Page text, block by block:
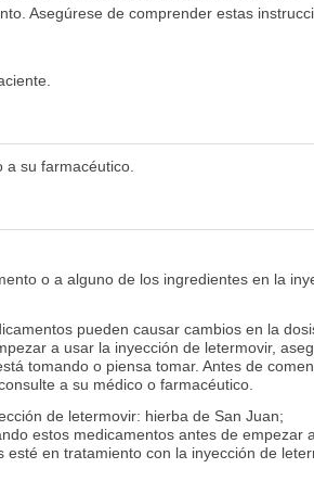
Asegúrese de comprender estas
su farmacéutico.
o a alguno de los ingredientes en la
pueden causar cambios en la
a usar la inyección de letermovir,
tomando o piensa tomar. Antes de
a su médico o farmacéutico.
de letermovir: hierba de San Juan;
estos medicamentos antes de empezar
en tratamiento con la inyección de